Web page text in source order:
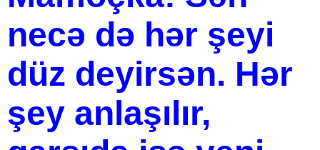
necə də hər şeyi
düz deyirsən. Hər
şey anlaşılır,